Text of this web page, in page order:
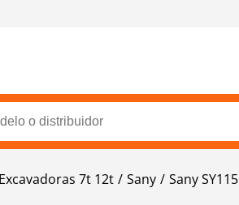
Excavadoras 7t 12t Sany Sany SY115